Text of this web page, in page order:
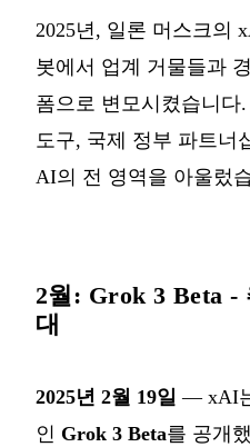
2025년, 일론 머스크의
봇에서 업계 거물들과
폼으로 변모시켰습니다
도구, 국제 정부 파트너
AI의 전 영역을 아울렀
2월: Grok 3 Beta -
대
2025년 2월 19일 — xAI
인 Grok 3 Beta를 공개